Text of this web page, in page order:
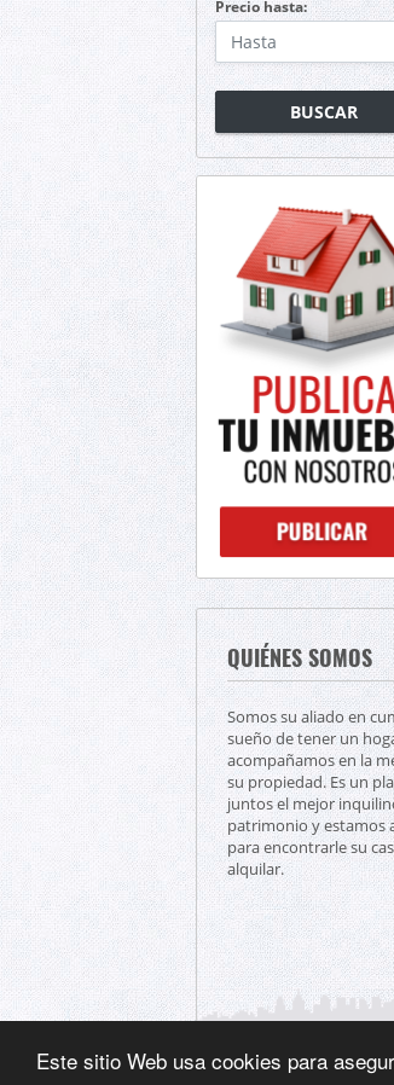
Este sitio Web usa cookies para
Precio hasta:
BUSCAR
QUIÉNES SOMOS
Somos su aliado en
sueño de tener un
acompañamos en la
su propiedad. Es un
juntos el mejor
patrimonio y estamos
para encontrarle su
alquilar.
©2026